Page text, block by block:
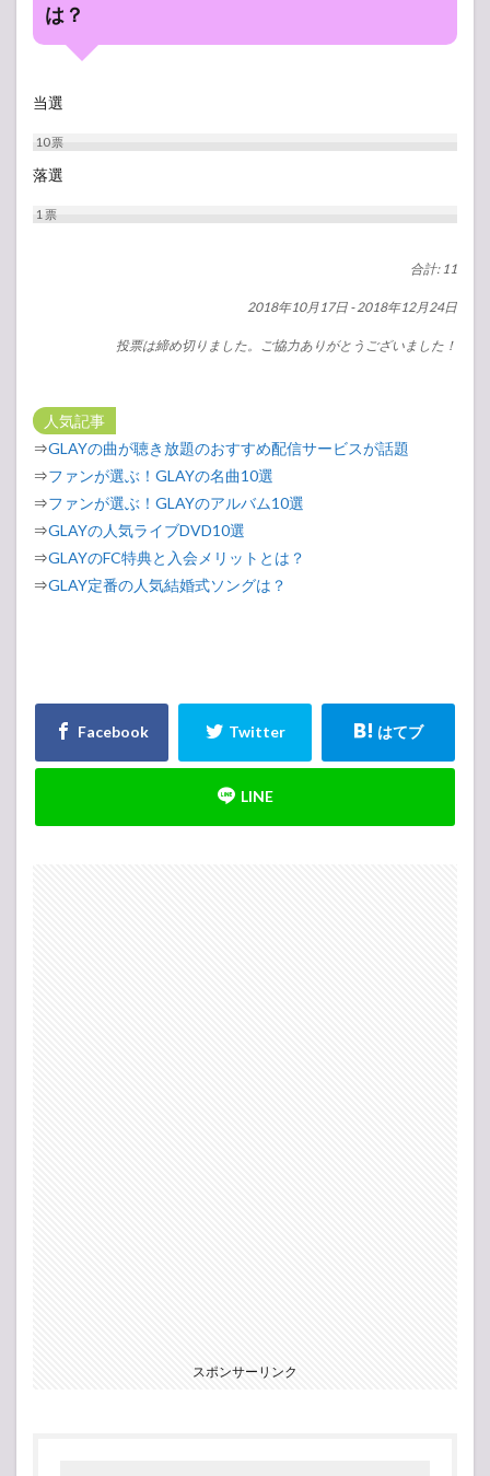
は？
当選
10票
落選
1票
合計: 11
2018年10月17日 -2018年12月24日
投票は締め切りました。ご協力ありがとうございました！
人気記事
⇒GLAYの曲が聴き放題のおすすめ配信サービスが話題
⇒ファンが選ぶ！GLAYの名曲10選
⇒ファンが選ぶ！GLAYのアルバム10選
⇒GLAYの人気ライブDVD10選
⇒GLAYのFC特典と入会メリットとは？
⇒GLAY定番の人気結婚式ソングは？
スポンサーリンク